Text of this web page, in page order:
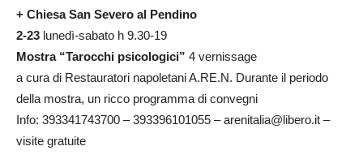
+ Chiesa San Severo al Pendino
2-23 lunedì-sabato h 9.30-19
Mostra “Tarocchi psicologici” 4 vernissage
a cura di Restauratori napoletani A.RE.N. Durante il periodo
della mostra, un ricco programma di convegni
Info: 393341743700 – 393396101055 – arenitalia@libero.it –
visite gratuite